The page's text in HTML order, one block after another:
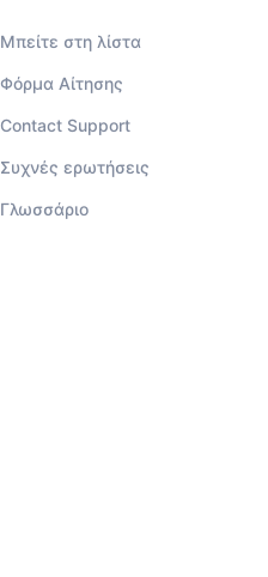
Μπείτε στη λίστα
Φόρμα Αίτησης
Contact Support
Συχνές ερωτήσεις
Γλωσσάριο